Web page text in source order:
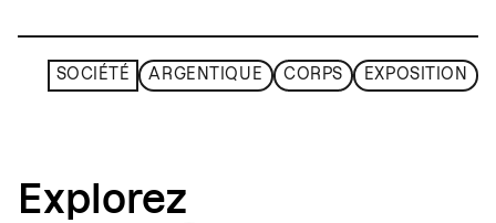
SOCIÉTÉ ARGENTIQUE CORPS EXPOSITION
Explorez